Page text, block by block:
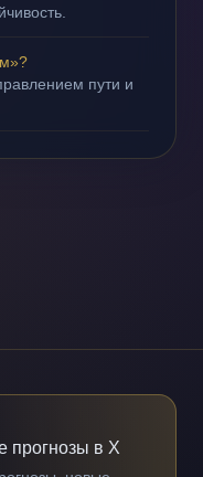
пути и
прогнозы в X